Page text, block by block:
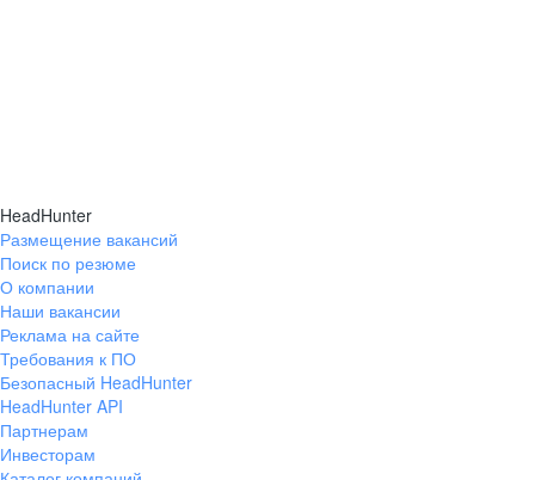
HeadHunter
Размещение вакансий
Поиск по резюме
О компании
Наши вакансии
Реклама на сайте
Требования к ПО
Безопасный HeadHunter
HeadHunter API
Партнерам
Инвесторам